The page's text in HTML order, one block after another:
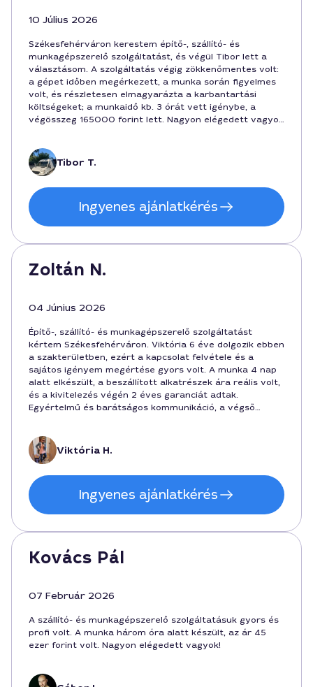
10 Július 2026
Székesfehérváron kerestem építő-, szállító- és
munkagépszerelő szolgáltatást, és végül Tibor lett a
választásom. A szolgáltatás végig zökkenőmentes volt:
a gépet időben megérkezett, a munka során figyelmes
volt, és részletesen elmagyarázta a karbantartási
költségeket; a munkaidő kb. 3 órát vett igénybe, a
végösszeg 165000 forint lett. Nagyon elégedett vagyok
Tibor T.
Ingyenes ajánlatkérés
Zoltán N.
04 Június 2026
Építő-, szállító- és munkagépszerelő szolgáltatást
kértem Székesfehérváron. Viktória 6 éve dolgozik ebben
a szakterületben, ezért a kapcsolat felvétele és a
sajátos igényem megértése gyors volt. A munka 4 nap
alatt elkészült, a beszállított alkatrészek ára reális volt,
és a kivitelezés végén 2 éves garanciát adtak.
Egyértelmű és barátságos kommunikáció, a végső
Viktória H.
Ingyenes ajánlatkérés
Kovács Pál
07 Február 2026
A szállító- és munkagépszerelő szolgáltatásuk gyors és
profi volt. A munka három óra alatt készült, az ár 45
ezer forint volt. Nagyon elégedett vagyok!